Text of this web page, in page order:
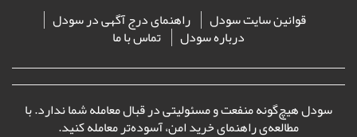
قوانین سایت سودل راهنمای درج آگهی در سودل
درباره سودل تماس با ما
سودل هیچ‌گونه منفعت و مسئولیتی در قبال معامله شما ندارد. با
مطالعه‌یراهنمای خرید امن، آسوده‌تر معامله کنید.